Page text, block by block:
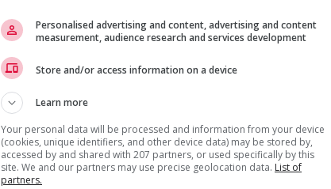
Recevez les emplois similaires
Personalised advertising and content, advertising and content
measurement, audience research and services development
Store and/or access information on a device
Learn more
Your personal data will be processed and information from your device
(cookies, unique identifiers, and other device data) may be stored by,
accessed by and shared with 207 partners, or used specifically by this
site. We and our partners may use precise geolocation data. List of
partners.